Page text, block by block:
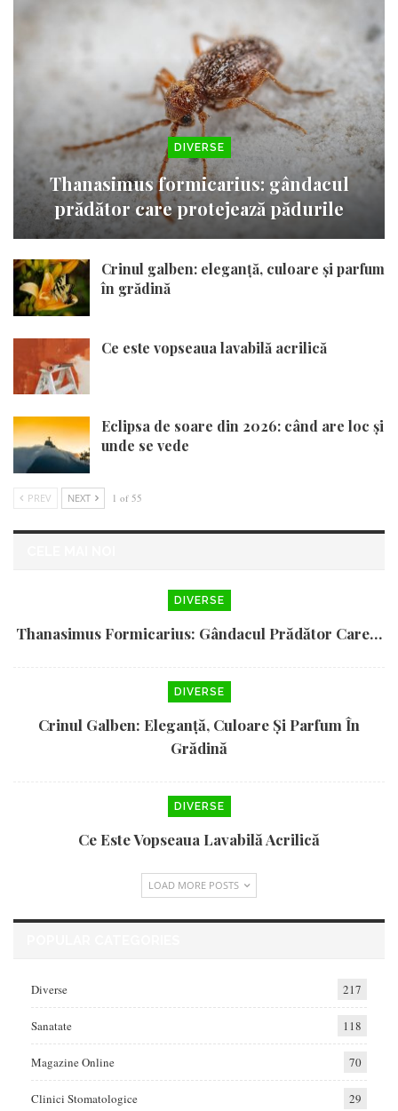
DIVERSE
Thanasimus formicarius: gândacul
prădător care protejează pădurile
Crinul galben: eleganță, culoare și parfum
în grădină
Ce este vopseaua lavabilă acrilică
Eclipsa de soare din 2026: când are loc și
unde se vede
PREV NEXT 1 of 55
DIVERSE
Thanasimus Formicarius: Gândacul Prădător Care…
DIVERSE
Crinul Galben: Eleganță, Culoare Și Parfum În
Grădină
DIVERSE
Ce Este Vopseaua Lavabilă Acrilică
LOAD MORE POSTS
Diverse 217
Sanatate 118
Magazine Online 70
Clinici Stomatologice 29